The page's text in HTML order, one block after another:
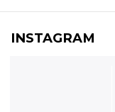
INSTAGRAM